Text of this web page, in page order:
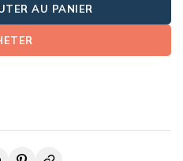
AU PANIER